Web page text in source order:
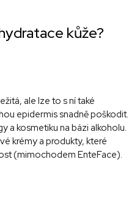
kůže?
ale lze to s ní také
epidermis snadně poškodit.
a kosmetiku na bázi alkoholu.
krémy a produkty, které
(mimochodem EnteFace).